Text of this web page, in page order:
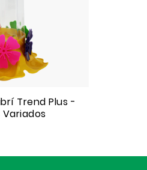
Trend Plus -